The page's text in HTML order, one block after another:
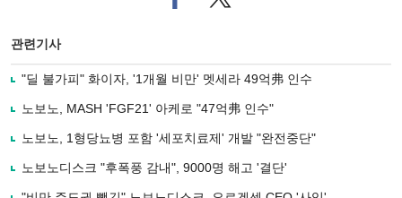
이
로
기
사
유
기
터로
관련기사
"딜 불가피" 화이자, '1개월 비만' 멧세라 49억弗 인수
노보노, MASH 'FGF21' 아케로 "47억弗 인수"
노보노, 1형당뇨병 포함 '세포치료제' 개발 "완전중단"
노보노디스크 "후폭풍 감내", 9000명 해고 '결단'